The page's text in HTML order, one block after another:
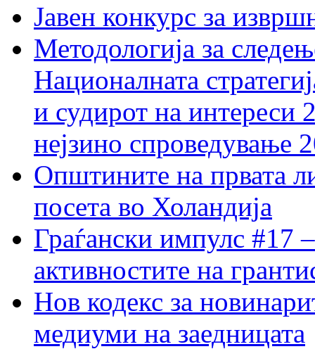
Јавен конкурс за
Методологија за
Националната
и судирот на интереси
нејзино спроведување
Општините на првата
посета во Холандија
Граѓански импулс #17
активностите на
Нов кодекс за
медиуми на заедницата